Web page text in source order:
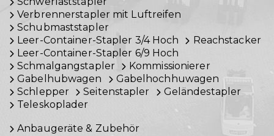
Verbrennerstapler mit Luftreifen
Schubmaststapler
Leer-Container-Stapler 3/4 Hoch
Reachstacker
Leer-Container-Stapler 6/9 Hoch
Schmalgangstapler
Kommissionierer
Gabelhubwagen
Gabelhochhuwagen
Schlepper
Seitenstapler
Geländestapler
Teleskoplader
Anbaugeräte & Zubehör